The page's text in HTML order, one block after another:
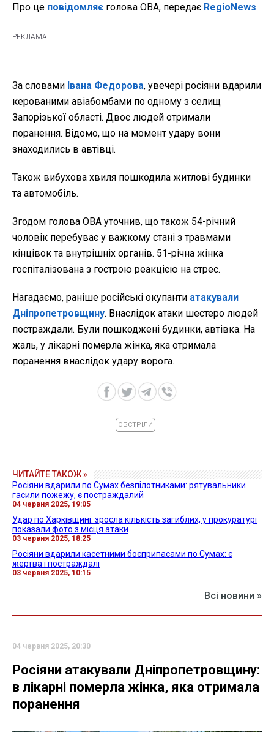
Про це повідомляє голова ОВА, передає RegioNews.
За словами Івана Федорова, увечері росіяни вдарили
керованими авіабомбами по одному з селищ
Запорізької області. Двоє людей отримали
поранення. Відомо, що на момент удару вони
знаходились в автівці.
Також вибухова хвиля пошкодила житлові будинки
та автомобіль.
Згодом голова ОВА уточнив, що також 54-річний
чоловік перебуває у важкому стані з травмами
кінцівок та внутрішніх органів. 51-річна жінка
госпіталізована з гострою реакцією на стрес.
Нагадаємо, раніше російські окупанти атакували
Дніпропетровщину. Внаслідок атаки шестеро людей
постраждали. Були пошкоджені будинки, автівка. На
жаль, у лікарні померла жінка, яка отримала
поранення внаслідок удару ворога.
ОБСТРІЛИ
ЧИТАЙТЕ ТАКОЖ »
Росіяни вдарили по Сумах безпілотниками: рятувальники
гасили пожежу, є постраждалий
04 червня 2025, 19:05
Удар по Харківщині: зросла кількість загиблих, у прокуратурі
показали фото з місця атаки
03 червня 2025, 18:25
Росіяни вдарили касетними боєприпасами по Сумах: є
жертва і постраждалі
03 червня 2025, 10:15
Всі новини »
04 червня 2025, 20:30
Росіяни атакували Дніпропетровщину:
в лікарні померла жінка, яка отримала
поранення